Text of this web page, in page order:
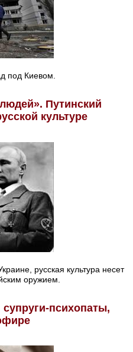
под Киевом.
Путинский
культуре
русская культура несет
оружием.
психопаты,